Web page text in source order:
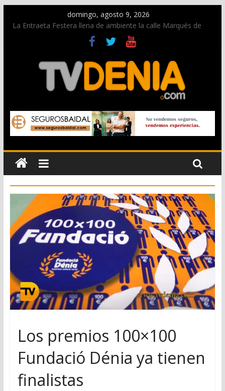
domingo, agosto 9, 2026
La Entraeta Festera llena de ambiente la calle Marqués de
Campo con la recepción a la Capitanía Cristiana
Dos personas fallecen en un grave accidente en la N-332
entre Benissa y Calp
Una nueva oportunidad para donar sangre en Cruz Roja
El bando moro protagonista en la Segunda Entraeta Festera
Paco Adsuar dona al Arxiu de Dénia más de 50.000 imágenes
de la memoria visual de la ciudad
Los premios 100×100
Fundació Dénia ya tienen
finalistas